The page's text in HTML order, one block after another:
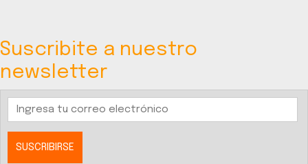
Suscribite a nuestro
newsletter